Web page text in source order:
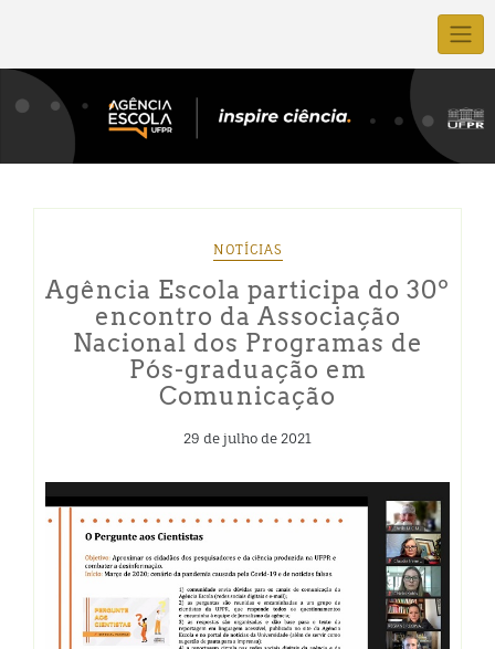
NOTÍCIAS
Agência Escola participa do 30º
encontro da Associação
Nacional dos Programas de
Pós-graduação em
Comunicação
29 de julho de 2021